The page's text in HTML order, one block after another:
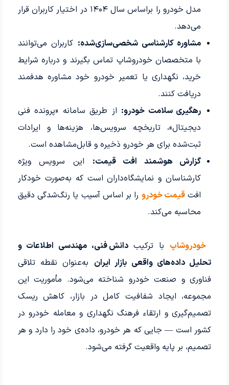
مدل خودرو را براساس سال ۱۴۰۴ در اختیار کاربران قرار
می‌دهد.
مشاوره کارشناسی شخصی‌سازی‌شده: کاربران می‌توانند
با متخصصان خودروشاپ تماس بگیرند و درباره شرایط
خرید، نگهداری یا تعمیر خودرو خود مشاوره هدفمند
دریافت کنند.
رهگیری سلامت خودرو: از طریق سامانه «پرونده فنی
دیجیتال»، تاریخچه سرویس‌ها، هزینه‌ها و ایرادات
ثبت‌شده برای هر خودرو ذخیره و قابل‌مشاهده است.
گزارش هوشمند افت قیمت: این سرویس ویژه
کارشناسان و نمایشگاه‌داران است که به‌صورت خودکار
افتقیمت خودرو را بر اساس آسیب یا رنگ‌شدگی دقیق
محاسبه می‌کند.
خودروشاپ با ترکیبدانش فنی، مهندسی اطلاعات و
تحلیل داده‌های واقعی بازار ایران به‌عنوان نقطه تلاقی
فناوری و صنعت خودرو شناخته می‌شود. مأموریت این
مجموعه، ایجاد شفافیت کامل در بازار، کاهش ریسک
تصمیم‌گیری و ارتقاء فرهنگ نگهداری و معامله خودرو در
کشور است — جایی که هر خودرو، داده‌ی خود را دارد و هر
تصمیم، بر پایه واقعیت گرفته می‌شود.